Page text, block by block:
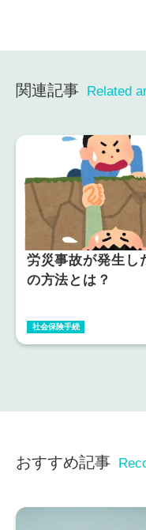
関連記事 Related
労災事故が発生し
の方法とは？
社会保険手続
おすすめ記事